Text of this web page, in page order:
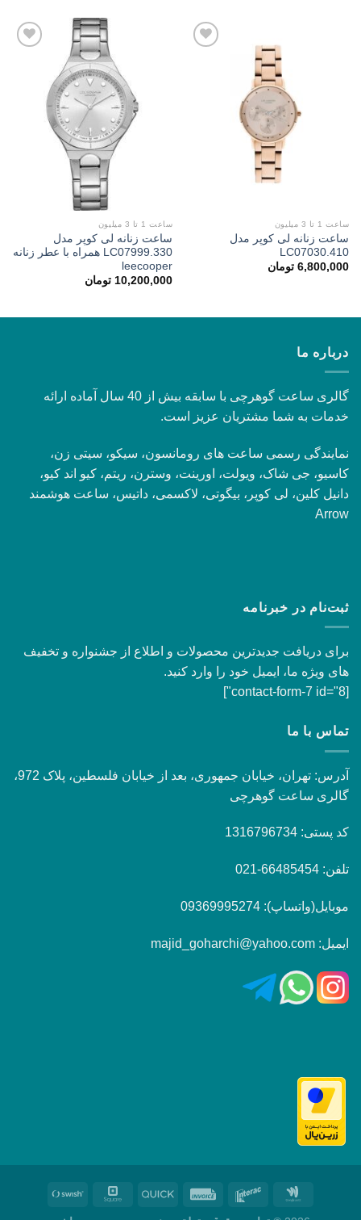
ساعت 1 تا 3 میلیون
ساعت زنانه لی کوپر مدل
LC07030.410
6,800,000 تومان
ساعت 1 تا 3 میلیون
ساعت زنانه لی کوپر مدل
LC07999.330 همراه با عطر زنانه
leecooper
10,200,000 تومان
درباره ما
گالری ساعت گوهرچی با سابقه بیش از 40 سال آماده ارائه
خدمات به شما مشتریان عزیز است.
نمایندگی رسمی ساعت های رومانسون، سیکو، سیتی زن،
کاسیو، جی شاک، ویولت، اورینت، وسترن، ریتم، کیو اند کیو،
دانیل کلین، لی کوپر، بیگوتی، لاکسمی، داتیس، ساعت هوشمند
Arrow
ثبت‌نام در خبرنامه
برای دریافت جدیدترین محصولات و اطلاع از جشنواره و تخفیف
های ویژه ما، ایمیل خود را وارد کنید.
[contact-form-7 id="8"]
تماس با ما
آدرس: تهران، خیابان جمهوری، بعد از خیابان فلسطین، پلاک 972،
گالری ساعت گوهرچی
کد پستی: 1316796734
تلفن: 66485454-021
موبایل(واتساپ): 09369995274
ایمیل: majid_goharchi@yahoo.com